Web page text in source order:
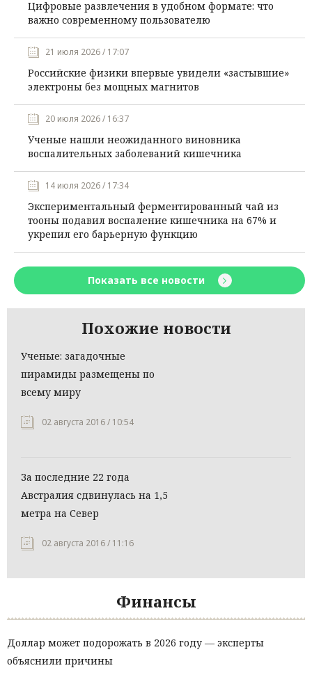
Цифровые развлечения в удобном формате: что
важно современному пользователю
21 июля 2026 / 17:07
Российские физики впервые увидели «застывшие»
электроны без мощных магнитов
20 июля 2026 / 16:37
Ученые нашли неожиданного виновника
воспалительных заболеваний кишечника
14 июля 2026 / 17:34
Экспериментальный ферментированный чай из
тооны подавил воспаление кишечника на 67% и
укрепил его барьерную функцию
Показать все новости
Похожие новости
Ученые: загадочные
пирамиды размещены по
всему миру
02 августа 2016 / 10:54
За последние 22 года
Австралия сдвинулась на 1,5
метра на Север
02 августа 2016 / 11:16
Финансы
Доллар может подорожать в 2026 году — эксперты
объяснили причины